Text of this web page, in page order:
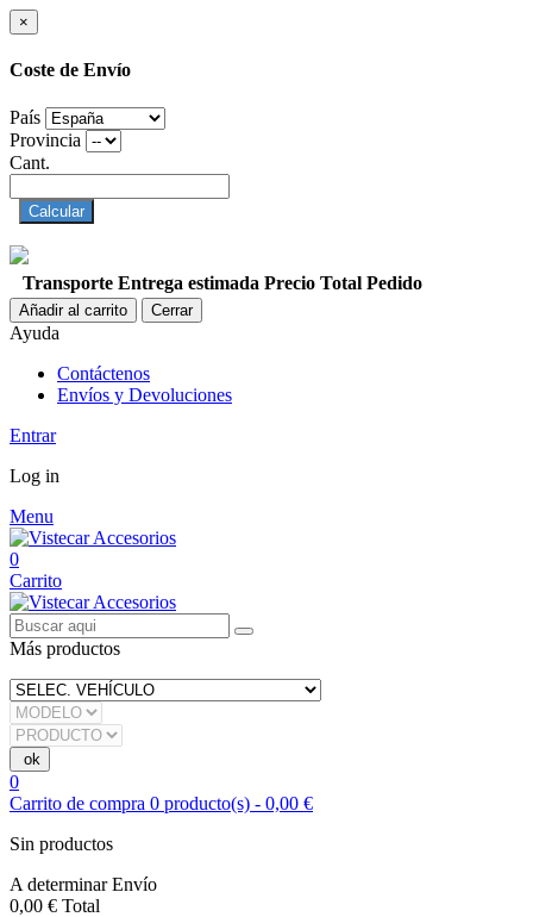
×
Coste de Envío
País
Provincia
Cant.
Calcular
Transporte Entrega estimada Precio Total Pedido
Añadir al carrito Cerrar
Ayuda
Contáctenos
Envíos y Devoluciones
Entrar
Log in
Menu
0
Carrito
Más productos
0
Carrito de compra 0 producto(s) - 0,00 €
Sin productos
A determinarEnvío
0,00 € Total